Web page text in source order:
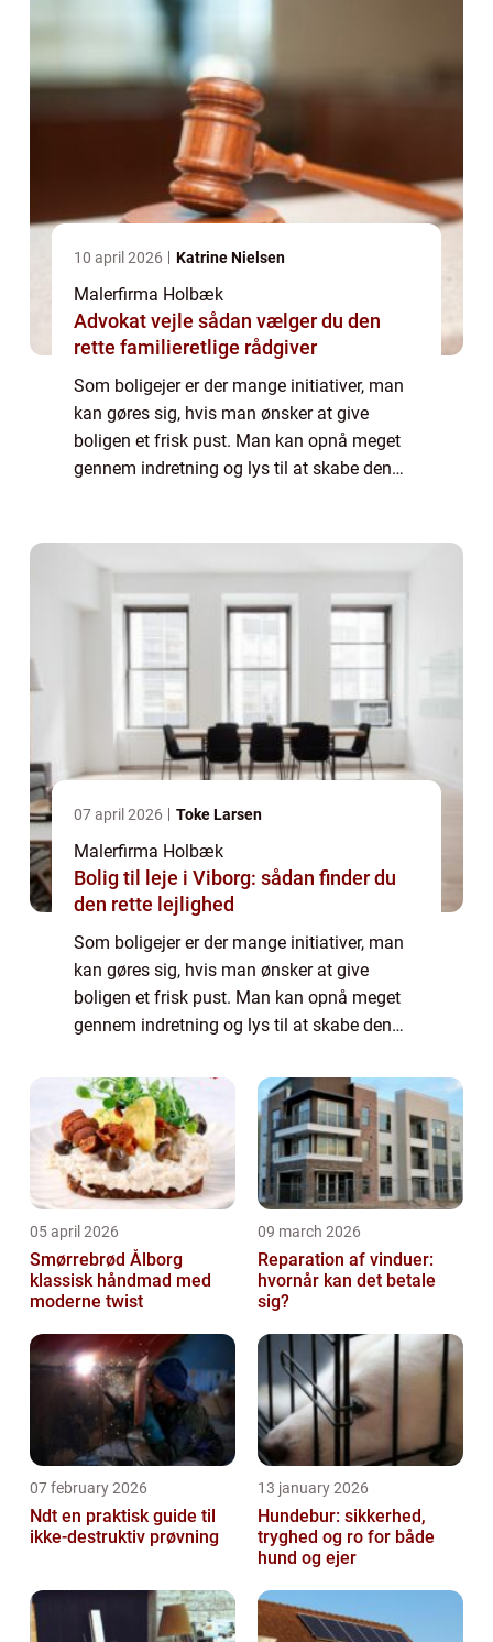
10 april 2026 Katrine Nielsen
Malerfirma Holbæk
Advokat vejle sådan vælger du den
rette familieretlige rådgiver
Som boligejer er der mange initiativer, man
kan gøres sig, hvis man ønsker at give
boligen et frisk pust. Man kan opnå meget
gennem indretning og lys til at skabe den
07 april 2026 Toke Larsen
Malerfirma Holbæk
Bolig til leje i Viborg: sådan finder du
den rette lejlighed
Som boligejer er der mange initiativer, man
kan gøres sig, hvis man ønsker at give
boligen et frisk pust. Man kan opnå meget
gennem indretning og lys til at skabe den
skabe et ...
05 april 2026
Smørrebrød Ålborg
klassisk håndmad med
moderne twist
09 march 2026
Reparation af vinduer:
hvornår kan det betale
sig?
07 february 2026
Ndt en praktisk guide til
ikke-destruktiv prøvning
13 january 2026
Hundebur: sikkerhed,
tryghed og ro for både
hund og ejer